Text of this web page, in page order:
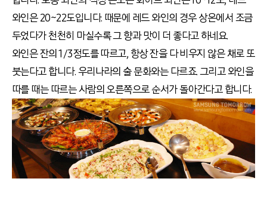
와인은 20~22도입니다. 때문에 레드 와인의 경우 상온에서 조금
두었다가 천천히 마실수록 그 향과 맛이 더 좋다고 하네요.
와인은 잔의 1/3정도를 따르고, 항상 잔을 다 비우지 않은 채로 또
붓는다고 합니다. 우리나라의 술 문화와는 다르죠. 그리고 와인을
따를 때는 따르는 사람의 오른쪽으로 순서가 돌아간다고 합니다.